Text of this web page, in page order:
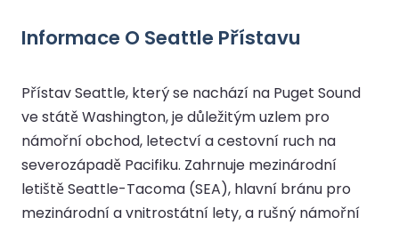
Informace O Seattle Přístavu
Přístav Seattle, který se nachází na Puget Sound
ve státě Washington, je důležitým uzlem pro
námořní obchod, letectví a cestovní ruch na
severozápadě Pacifiku. Zahrnuje mezinárodní
letiště Seattle-Tacoma (SEA), hlavní bránu pro
mezinárodní a vnitrostátní lety, a rušný námořní